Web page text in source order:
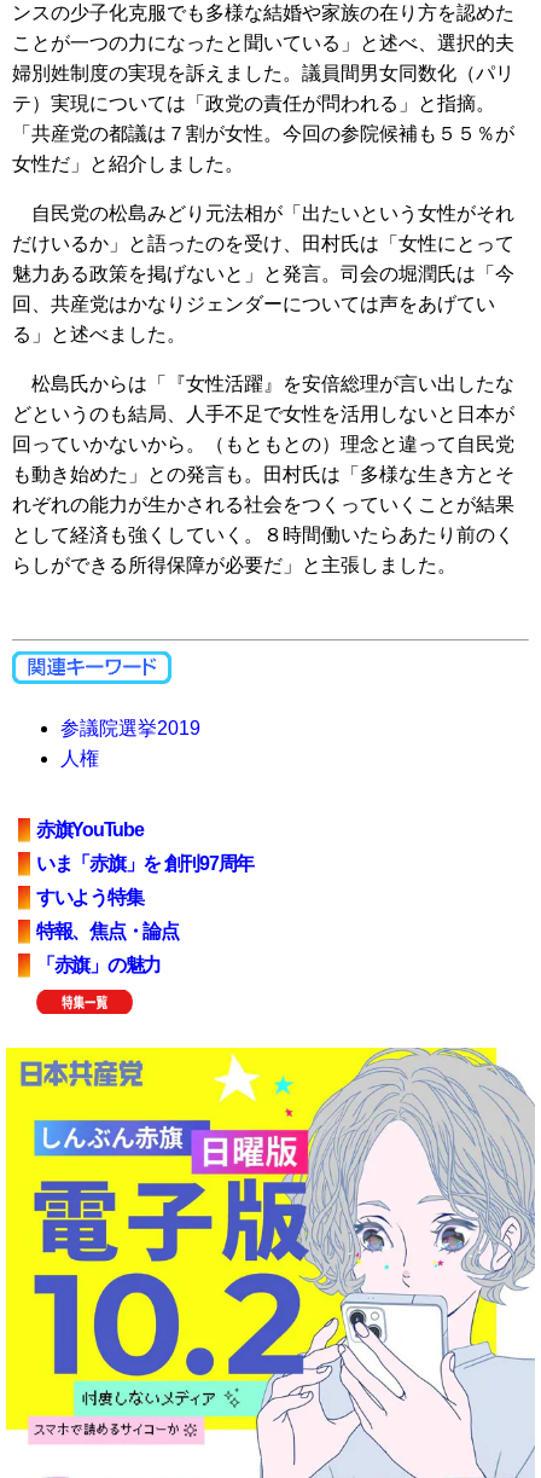
ンスの少子化克服でも多様な結婚や家族の在り方を認めた
ことが一つの力になったと聞いている」と述べ、選択的夫
婦別姓制度の実現を訴えました。議員間男女同数化（パリ
テ）実現については「政党の責任が問われる」と指摘。
「共産党の都議は７割が女性。今回の参院候補も５５％が
女性だ」と紹介しました。
自民党の松島みどり元法相が「出たいという女性がそれ
だけいるか」と語ったのを受け、田村氏は「女性にとって
魅力ある政策を掲げないと」と発言。司会の堀潤氏は「今
回、共産党はかなりジェンダーについては声をあげてい
る」と述べました。
松島氏からは「『女性活躍』を安倍総理が言い出したな
どというのも結局、人手不足で女性を活用しないと日本が
回っていかないから。（もともとの）理念と違って自民党
も動き始めた」との発言も。田村氏は「多様な生き方とそ
れぞれの能力が生かされる社会をつくっていくことが結果
として経済も強くしていく。８時間働いたらあたり前のく
らしができる所得保障が必要だ」と主張しました。
参議院選挙2019
人権
赤旗YouTube
いま「赤旗」を 創刊97周年
すいよう特集
特報、焦点・論点
「赤旗」の魅力